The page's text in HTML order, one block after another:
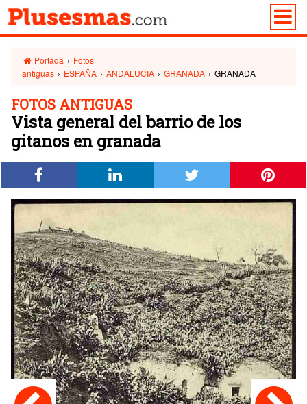
Portada › Fotos
antiguas › ESPAÑA › ANDALUCIA › GRANADA › GRANADA
FOTOS ANTIGUAS
Vista general del barrio de los
gitanos en granada